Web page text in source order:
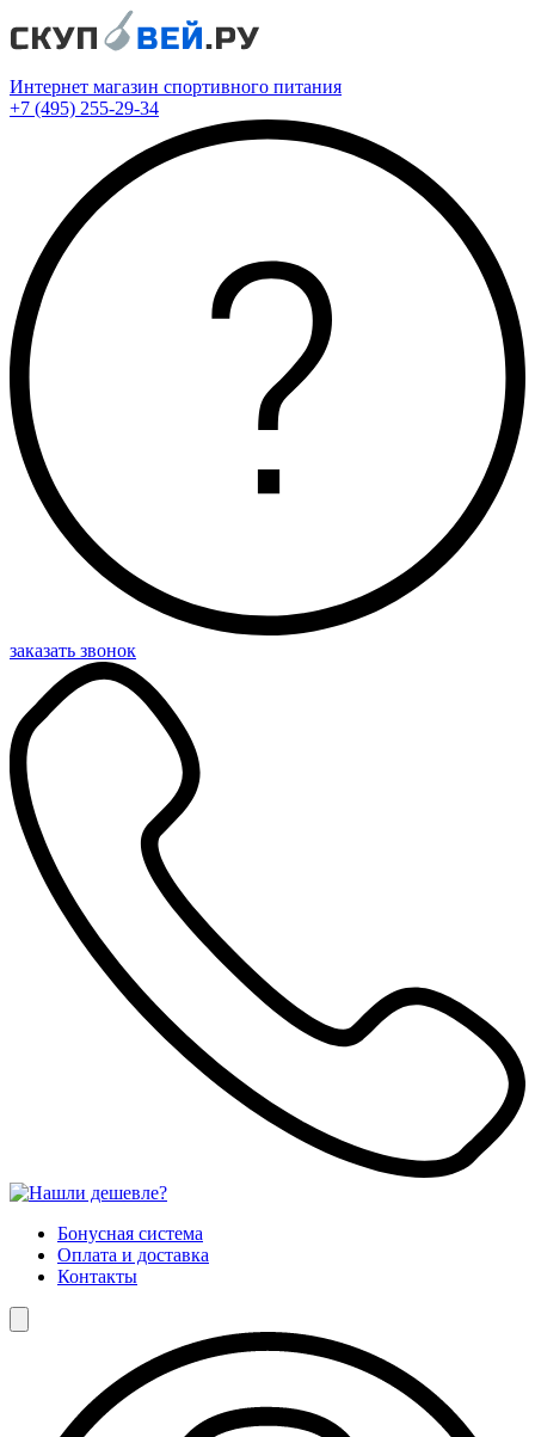
Интернет магазин спортивного питания
+7 (495) 255-29-34
заказать звонок
Бонусная система
Оплата и доставка
Контакты